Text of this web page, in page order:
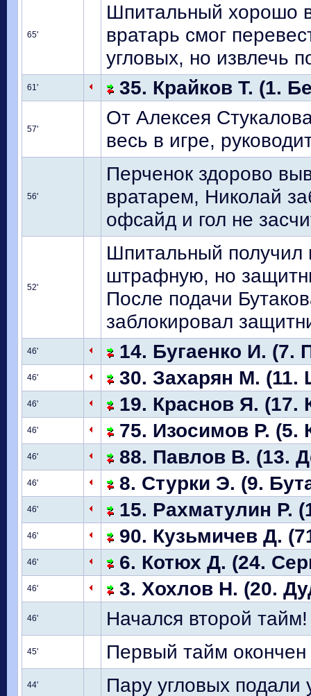
65'
Шпитальный хорошо
вратарь смог
угловых, но извлечь
61' 35. Крайков Т. (1.
57'
От Алексея
весь в игре,
56'
Перченок здорово
вратарем, Николай
офсайд и гол не
52'
Шпитальный получил
штрафную, но
После подачи
заблокировал
46' 14. Бугаенко И. (7.
46' 30. Захарян М.
46' 19. Краснов Я. (17.
46' 75. Изосимов Р. (5.
46' 88. Павлов В. (13.
46' 8. Стурки Э. (9.
46' 15. Рахматулин Р.
46' 90. Кузьмичев Д.
46' 6. Котюх Д. (24.
46' 3. Хохлов Н. (20.
46' Начался второй тайм!
45' Первый тайм окончен
44' Пару угловых подали